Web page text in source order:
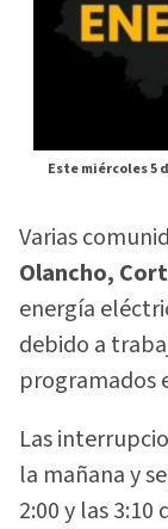
Este miércoles 5
Varias
Olancho,
energía
debido a
programados
Las
la mañana y
2:00 y las 3:10